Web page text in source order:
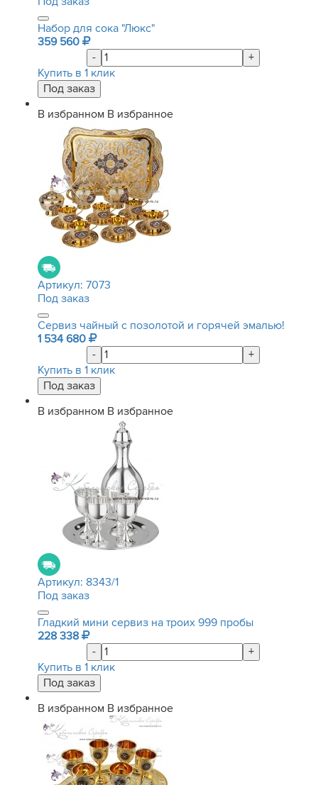
Набор для сока "Люкс"
359 560
-
+
Купить в 1 клик
В избранном В избранное
Артикул: 7073
Под заказ
Сервиз чайный с позолотой и горячей эмалью!
1 534 680
-
+
Купить в 1 клик
В избранном В избранное
Артикул: 8343/1
Под заказ
Гладкий мини сервиз на троих 999 пробы
228 338
-
+
Купить в 1 клик
В избранном В избранное